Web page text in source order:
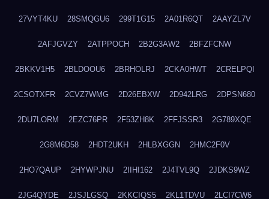
27VYT4KU 28SMQGU6 299T1G15 2A01R6QT 2AAYZL7V
2AFJGVZY 2ATPPOCH 2B2G3AW2 2BFZFCNW
2BKKV1H5 2BLDOOU6 2BRHOLRJ 2CKA0HWT 2CRELPQI
2CSOTXFR 2CVZ7WMG 2D26EBXW 2D942LRG 2DPSN680
2DU7LORM 2EZC76PR 2F53ZH8K 2FFJSSR3 2G789XQE
2G8M6D58 2HDT2UKH 2HLBXGGN 2HMC2F0V
2HO7QAUP 2HYWPJNU 2IIHI162 2J4TVL9Q 2JDKS9WZ
2JG4QYDE 2JSJLGSQ 2KKCIQS5 2KL1TDVU 2LCI7CW6